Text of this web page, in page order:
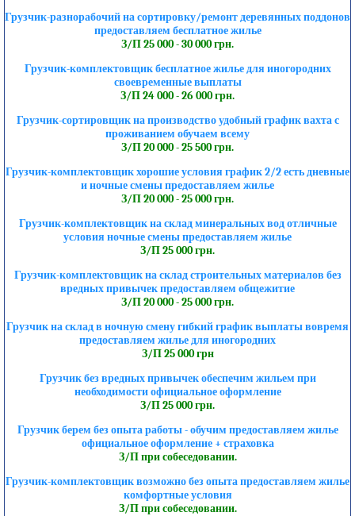
Грузчик-разнорабочий на сортировку/ремонт деревянных поддонов
предоставляем бесплатное жилье
З/П 25 000 - 30 000 грн.
Грузчик-комплектовщик бесплатное жилье для иногородних
своевременные выплаты
З/П 24 000 - 26 000 грн.
Грузчик-сортировщик на производство удобный график вахта с
проживанием обучаем всему
З/П 20 000 - 25 500 грн.
Грузчик-комплектовщик хорошие условия график 2/2 есть дневные
и ночные смены предоставляем жилье
З/П 20 000 - 25 000 грн.
Грузчик-комплектовщик на склад минеральных вод отличные
условия ночные смены предоставляем жилье
З/П 25 000 грн.
Грузчик-комплектовщик на склад строительных материалов без
вредных привычек предоставляем общежитие
З/П 20 000 - 25 000 грн.
Грузчик на склад в ночную смену гибкий график выплаты вовремя
предоставляем жилье для иногородних
З/П 25 000 грн
Грузчик без вредных привычек обеспечим жильем при
необходимости официальное оформление
З/П 25 000 грн.
Грузчик берем без опыта работы - обучим предоставляем жилье
официальное оформление + страховка
З/П при собеседовании.
Грузчик-комплектовщик возможно без опыта предоставляем жилье
комфортные условия
З/П при собеседовании.